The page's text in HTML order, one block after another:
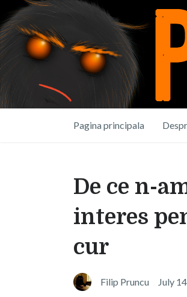
Pagina principala
De ce n-
interes
cur
Filip Pruncu July